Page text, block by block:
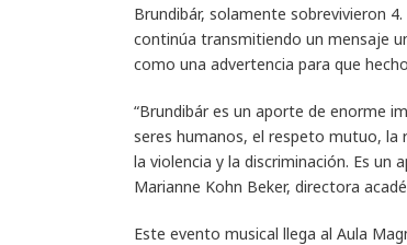
Brundibár, solamente sobrevivieron
continúa transmitiendo un mensaje
como una advertencia para que
“Brundibár es un aporte de enorme
seres humanos, el respeto mutuo, la
la violencia y la discriminación. Es un
Marianne Kohn Beker, directora
Este evento musical llega al Aula